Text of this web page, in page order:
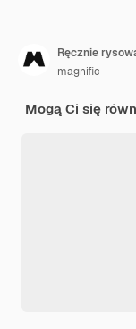
Ręcznie
magnific
Mogą Ci się